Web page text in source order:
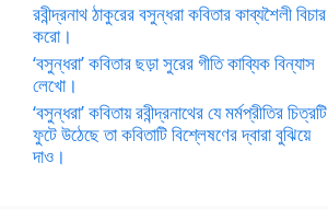
রবীন্দ্রনাথ ঠাকুরের বসুন্ধরা কবিতার কাব্যশৈলী বিচার
করো।
‘বসুন্ধরা’ কবিতার ছড়া সুরের গীতি কাব্যিক বিন্যাস
লেখো।
‘বসুন্ধরা’ কবিতায় রবীন্দ্রনাথের যে মর্মপ্রীতির চিত্রটি
ফুটে উঠেছে তা কবিতাটি বিশ্লেষণের দ্বারা বুঝিয়ে
দাও।